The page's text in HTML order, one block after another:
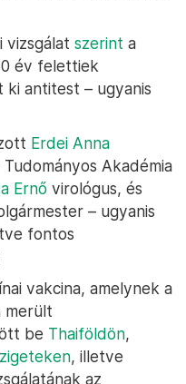
vizsgálat szerint a
év felettiek
ki antitest – ugyanis
Erdei Anna
Akadémia
Ernő virológus, és
– ugyanis
fontos
vakcina, amelynek a
merült
be Thaiföldön,
, illetve
az